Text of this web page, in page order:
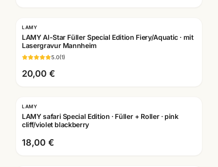
LAMY
LAMY Al-Star Füller Special Edition Fiery/Aquatic · mit
Lasergravur Mannheim
5.0(1)
20,00 €
Gravur
LAMY
LAMY safari Special Edition · Füller + Roller · pink
cliff/violet blackberry
18,00 €